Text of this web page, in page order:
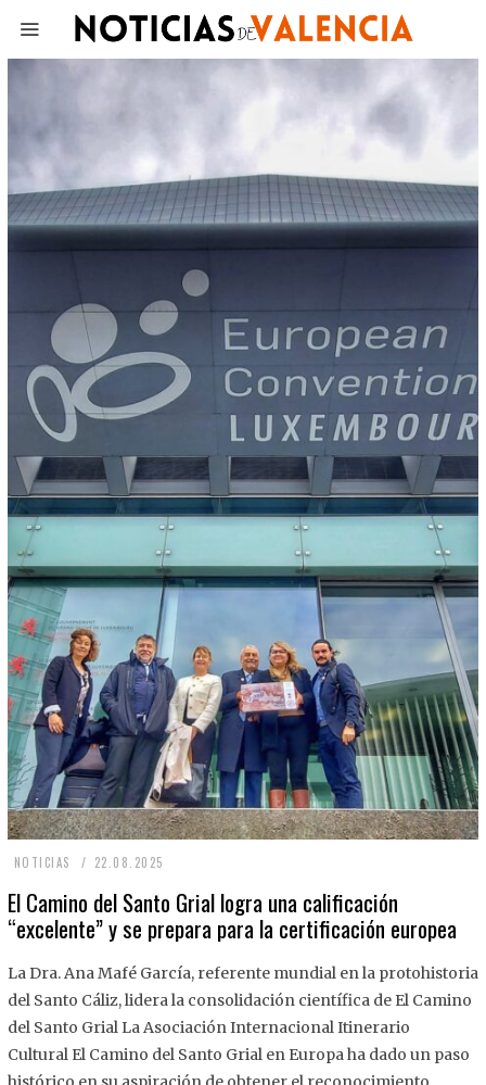
NOTICIAS 22.08.2025
.
8
2
El Camino del Santo Grial logra una calificación
“excelente” y se prepara para la certificación europea
La Dra. Ana Mafé García, referente mundial en la protohistoria
del Santo Cáliz, lidera la consolidación científica de El Camino
del Santo Grial La Asociación Internacional Itinerario
Cultural El Camino del Santo Grial en Europa ha dado un paso